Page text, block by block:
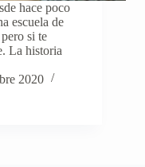
hace poco
escuela de
si te
La historia
2020